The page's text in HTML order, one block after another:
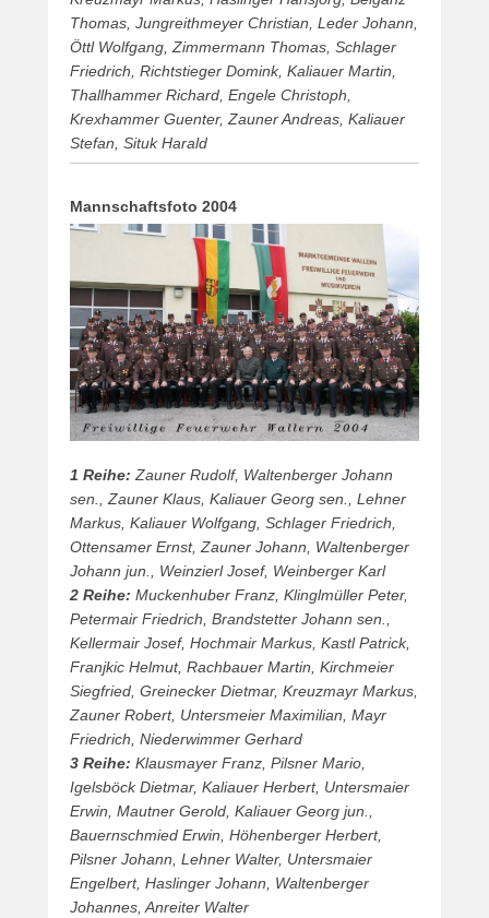
Thomas, Jungreithmeyer Christian, Leder Johann,
Öttl Wolfgang, Zimmermann Thomas, Schlager
Friedrich, Richtstieger Domink, Kaliauer Martin,
Thallhammer Richard, Engele Christoph,
Krexhammer Guenter, Zauner Andreas, Kaliauer
Stefan, Situk Harald
Mannschaftsfoto 2004
1 Reihe: Zauner Rudolf, Waltenberger Johann
sen., Zauner Klaus, Kaliauer Georg sen., Lehner
Markus, Kaliauer Wolfgang, Schlager Friedrich,
Ottensamer Ernst, Zauner Johann, Waltenberger
Johann jun., Weinzierl Josef, Weinberger Karl
2 Reihe: Muckenhuber Franz, Klinglmüller Peter,
Petermair Friedrich, Brandstetter Johann sen.,
Kellermair Josef, Hochmair Markus, Kastl Patrick,
Franjkic Helmut, Rachbauer Martin, Kirchmeier
Siegfried, Greinecker Dietmar, Kreuzmayr Markus,
Zauner Robert, Untersmeier Maximilian, Mayr
Friedrich, Niederwimmer Gerhard
3 Reihe: Klausmayer Franz, Pilsner Mario,
Igelsböck Dietmar, Kaliauer Herbert, Untersmaier
Erwin, Mautner Gerold, Kaliauer Georg jun.,
Bauernschmied Erwin, Höhenberger Herbert,
Pilsner Johann, Lehner Walter, Untersmaier
Engelbert, Haslinger Johann, Waltenberger
Johannes, Anreiter Walter